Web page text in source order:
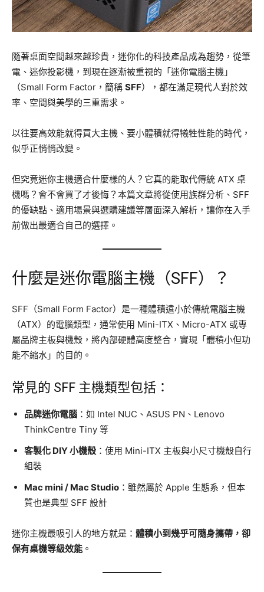
隨著桌面空間越來越珍貴，迷你化的科技產品成為趨勢，從筆
電、迷你投影機，到現在逐漸被重視的「迷你電腦主機」
（Small Form Factor，簡稱 SFF），都在滿足現代人對於效
率、空間與美學的三重需求。
以往要高效能就得買大主機、要小體積就得犧牲性能的時代，
似乎正悄悄改變。
但究竟迷你主機適合什麼樣的人？它真的能取代傳統 ATX 桌
機嗎？會不會買了才後悔？本篇文章將從使用族群分析、SFF
的優缺點、適用場景與選購建議等層面深入解析，讓你在入手
前做出最適合自己的選擇。
什麼是迷你電腦主機（SFF）？
SFF（Small Form Factor）是一種體積遠小於傳統電腦主機
（ATX）的電腦類型，通常使用 Mini-ITX、Micro-ATX 或專
屬品牌主板與機殼，將內部硬體高度整合，實現「體積小但功
能不縮水」的目的。
常見的 SFF 主機類型包括：
品牌迷你電腦 ：如 Intel NUC、ASUS PN、Lenovo
ThinkCentre Tiny 等
客製化 DIY 小機殼 ：使用 Mini-ITX 主板與小尺寸機殼自行
組裝
Mac mini / Mac Studio ：雖然屬於 Apple 生態系，但本
質也是典型 SFF 設計
迷你主機最吸引人的地方就是： 體積小到幾乎可隨身攜帶，卻
保有桌機等級效能 。